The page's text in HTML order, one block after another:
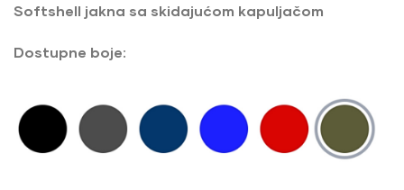
Softshell jakna sa skidajućom kapuljačom
Dostupne boje: